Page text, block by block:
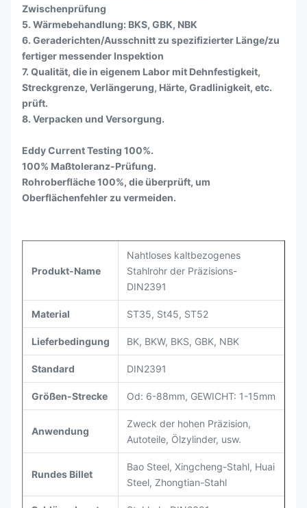
Zwischenprüfung
5. Wärmebehandlung: BKS, GBK, NBK
6. Geraderichten/Ausschnitt zu spezifizierter Länge/zu
fertiger messender Inspektion
7. Qualität, die in eigenem Labor mit Dehnfestigkeit,
Streckgrenze, Verlängerung, Härte, Gradlinigkeit, etc.
prüft.
8. Verpacken und Versorgung.
Eddy Current Testing 100%.
100% Maßtoleranz-Prüfung.
Rohroberfläche 100%, die überprüft, um
Oberflächenfehler zu vermeiden.
Produkt-Name
Nahtloses kaltbezogenes
Stahlrohr der Präzisions-
DIN2391
Material ST35, St45, ST52
Lieferbedingung BK, BKW, BKS, GBK, NBK
Standard DIN2391
Größen-Strecke Od: 6-88mm, GEWICHT: 1-15mm
Anwendung
Zweck der hohen Präzision,
Autoteile, Ölzylinder, usw.
Rundes Billet
Bao Steel, Xingcheng-Stahl, Huai
Steel, Zhongtian-Stahl